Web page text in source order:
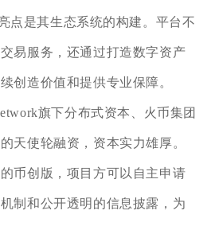
点是其生态系统的构建。平台不
易服务，还通过打造数字资产
创造价值和提供专业保障。
旗下分布式资本、火币集团
天使轮融资，资本实力雄厚。
币创版，项目方可以自主申请
制和公开透明的信息披露，为